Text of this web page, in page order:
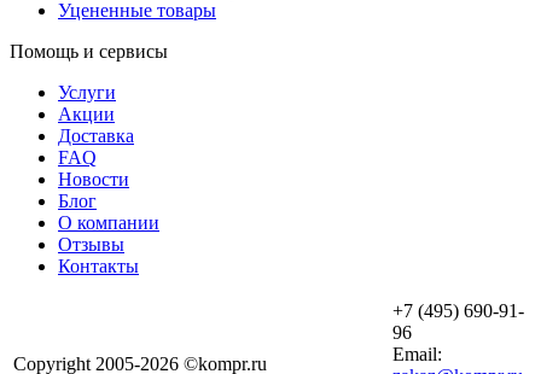
Уцененные товары
Помощь и сервисы
Услуги
Акции
Доставка
FAQ
Новости
Блог
О компании
Отзывы
Контакты
Copyright 2005-2026 ©kompr.ru
+7 (495) 690-91-
96
Email: